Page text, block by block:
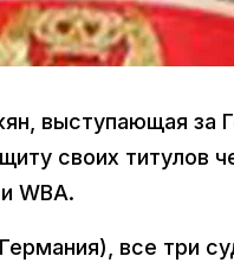
выступающая за
своих титулов
WBA.
все три